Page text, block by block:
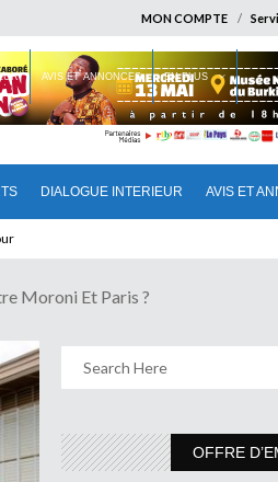
MON COMPTE
DIALOGUE INTERIEUR AVIS ET
AVIS ET ANNONCES EN PLUS
Moroni Et Paris ?
OFFRE